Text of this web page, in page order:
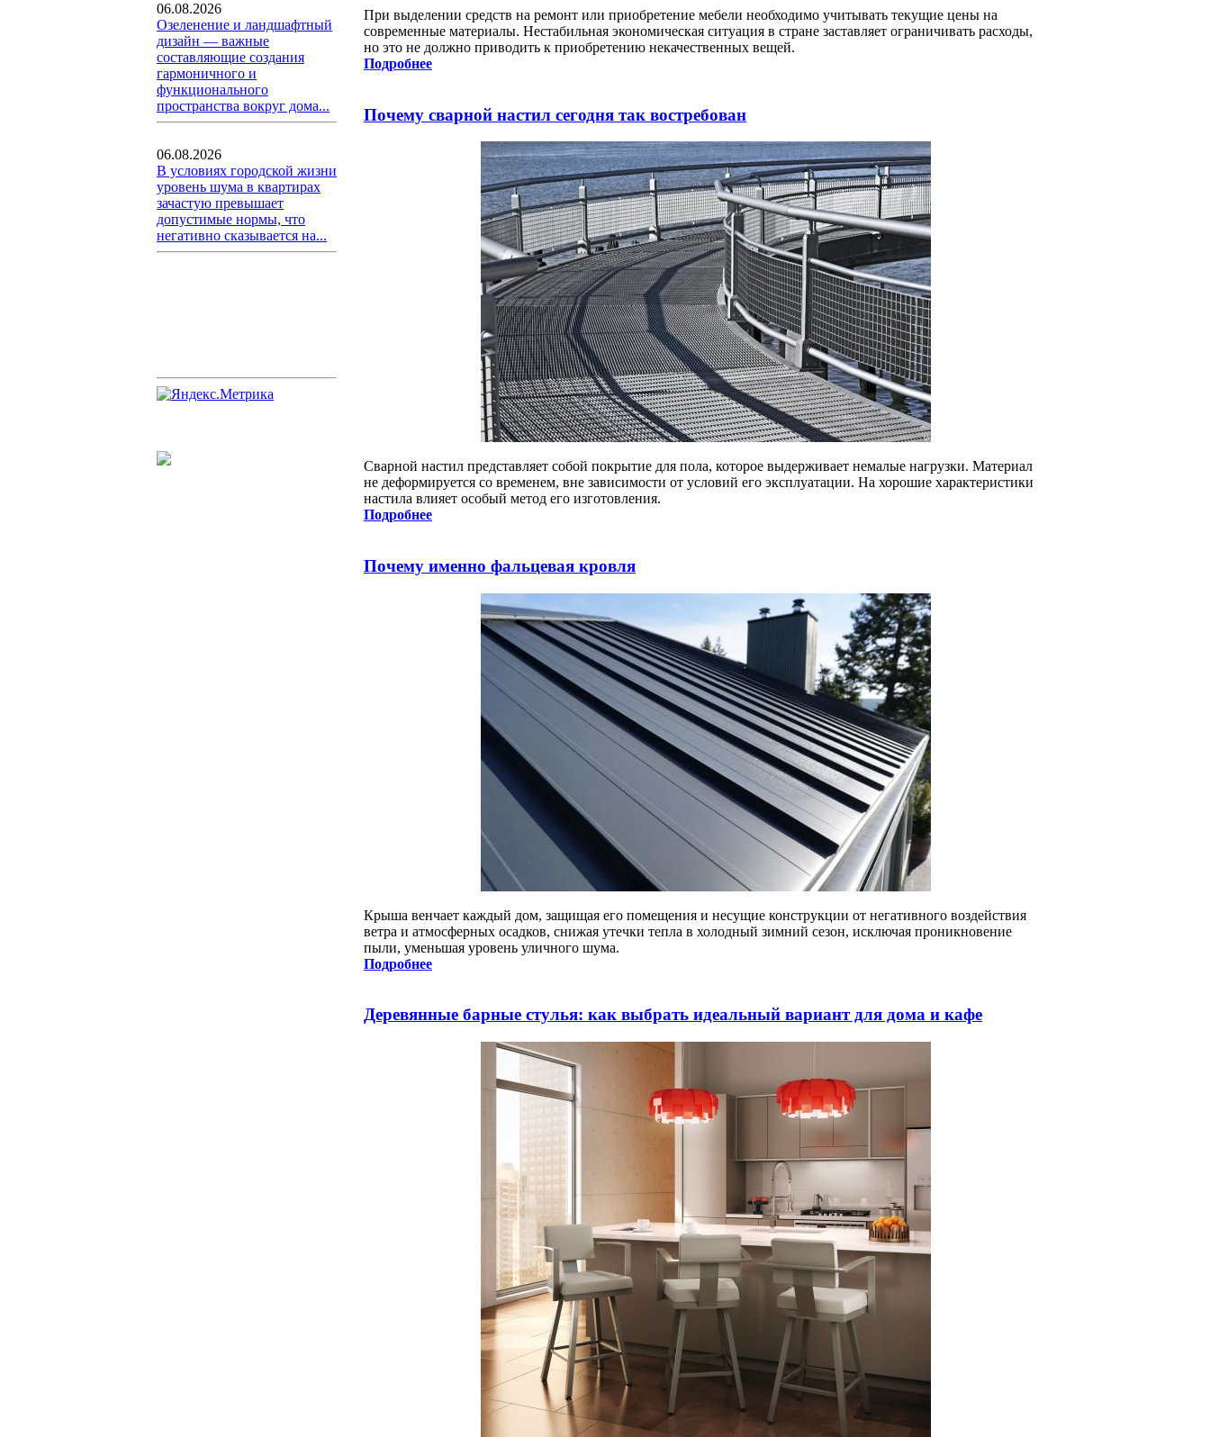
06.08.2026
Озеленение и ландшафтный
дизайн — важные
составляющие создания
гармоничного и
функционального
пространства вокруг дома...
06.08.2026
В условиях городской жизни
уровень шума в квартирах
зачастую превышает
допустимые нормы, что
негативно сказывается на...
При выделении средств на ремонт или приобретение мебели необходимо учитывать текущие цены на
современные материалы. Нестабильная экономическая ситуация в стране заставляет ограничивать расходы,
но это не должно приводить к приобретению некачественных вещей.
Подробнее
Почему сварной настил сегодня так востребован
Сварной настил представляет собой покрытие для пола, которое выдерживает немалые нагрузки. Материал
не деформируется со временем, вне зависимости от условий его эксплуатации. На хорошие характеристики
настила влияет особый метод его изготовления.
Подробнее
Почему именно фальцевая кровля
Крыша венчает каждый дом, защищая его помещения и несущие конструкции от негативного воздействия
ветра и атмосферных осадков, снижая утечки тепла в холодный зимний сезон, исключая проникновение
пыли, уменьшая уровень уличного шума.
Подробнее
Деревянные барные стулья: как выбрать идеальный вариант для дома и кафе